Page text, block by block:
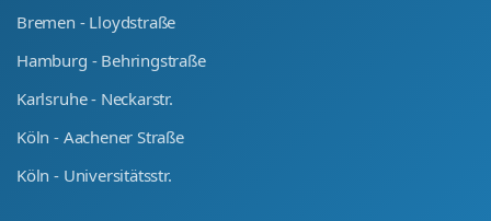
Bremen - Lloydstraße
Hamburg - Behringstraße
Karlsruhe - Neckarstr.
Köln - Aachener Straße
Köln - Universitätsstr.